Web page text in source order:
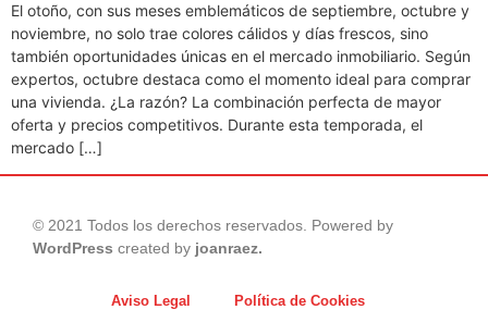
El otoño, con sus meses emblemáticos de septiembre, octubre y
noviembre, no solo trae colores cálidos y días frescos, sino
también oportunidades únicas en el mercado inmobiliario. Según
expertos, octubre destaca como el momento ideal para comprar
una vivienda. ¿La razón? La combinación perfecta de mayor
oferta y precios competitivos. Durante esta temporada, el
mercado […]
© 2021 Todos los derechos reservados. Powered by
WordPress created by joanraez.
Aviso Legal Política de Cookies